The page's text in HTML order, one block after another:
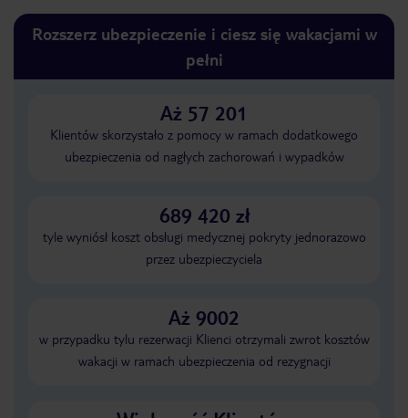
Rozszerz ubezpieczenie i ciesz się wakacjami w
pełni
Aż 57 201
Klientów skorzystało z pomocy w ramach dodatkowego
ubezpieczenia od nagłych zachorowań i wypadków
689 420 zł
tyle wyniósł koszt obsługi medycznej pokryty jednorazowo
przez ubezpieczyciela
Aż 9002
w przypadku tylu rezerwacji Klienci otrzymali zwrot kosztów
wakacji w ramach ubezpieczenia od rezygnacji